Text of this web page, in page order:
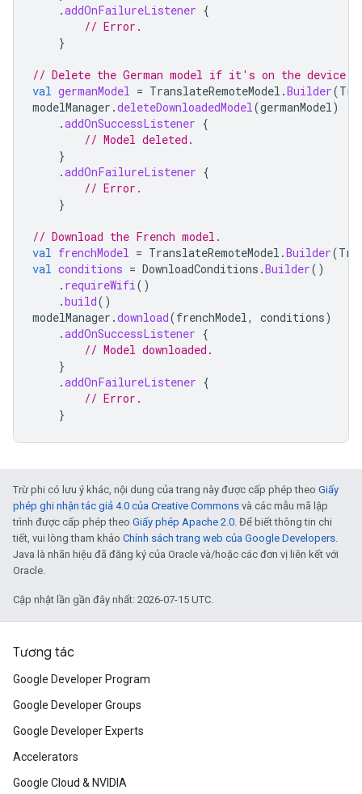
.addOnFailureListener {
// Error.
}
// Delete the German model if it's on the device.
val germanModel = TranslateRemoteModel .Builder(
modelManager .deleteDownloadedModel(germanModel)
.addOnSuccessListener {
// Model deleted.
}
.addOnFailureListener {
// Error.
}
// Download the French model.
val frenchModel = TranslateRemoteModel .Builder(
val conditions = DownloadConditions .Builder()
. requireWifi()
.build()
modelManager .download(frenchModel, conditions)
.addOnSuccessListener {
// Model downloaded.
}
.addOnFailureListener {
// Error.
}
Trừ phi có lưu ý khác, nội dung của trang này được cấp phép theo Giấy
phép ghi nhận tác giả 4.0 của Creative Commons và các mẫu mã lập
trình được cấp phép theo Giấy phép Apache 2.0. Để biết thông tin chi
tiết, vui lòng tham khảo Chính sách trang web của Google Developers.
Java là nhãn hiệu đã đăng ký của Oracle và/hoặc các đơn vị liên kết với
Oracle.
Cập nhật lần gần đây nhất: 2026-07-15 UTC.
Tương tác
Google Developer Program
Google Developer Groups
Google Developer Experts
Accelerators
Google Cloud & NVIDIA